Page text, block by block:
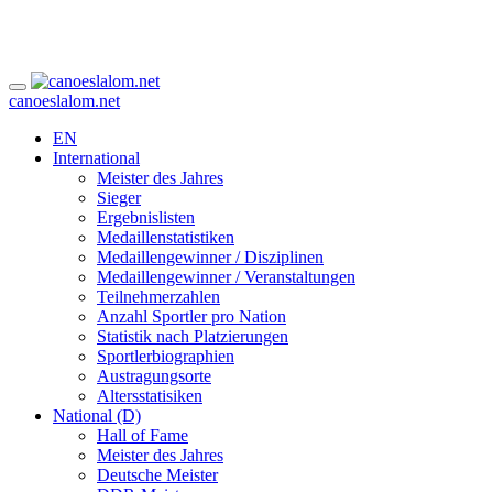
canoeslalom.net
EN
International
Meister des Jahres
Sieger
Ergebnislisten
Medaillenstatistiken
Medaillengewinner / Disziplinen
Medaillengewinner / Veranstaltungen
Teilnehmerzahlen
Anzahl Sportler pro Nation
Statistik nach Platzierungen
Sportlerbiographien
Austragungsorte
Altersstatisiken
National (D)
Hall of Fame
Meister des Jahres
Deutsche Meister